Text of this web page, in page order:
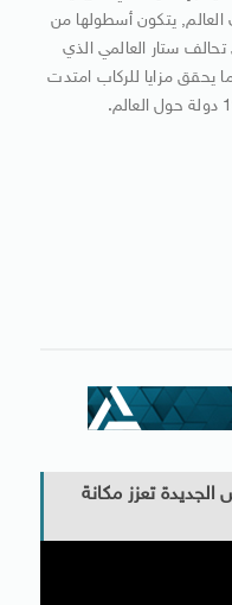
يتكون أسطولها من
كذلك هي العضو رقم 21 في تحالف ستار العالمي الذي
ما يحقق مزايا للركاب امتدت
تعزز مكانة